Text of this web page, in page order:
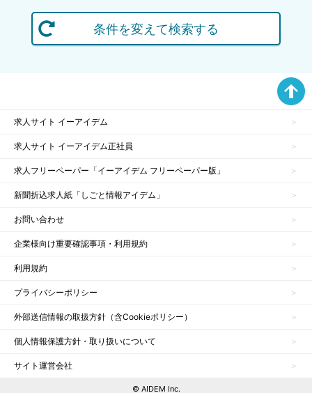
条件を変えて検索する
求人サイト イーアイデム
求人サイト イーアイデム正社員
求人フリーペーパー「イーアイデム フリーペーパー版」
新聞折込求人紙「しごと情報アイデム」
お問い合わせ
企業様向け重要確認事項・利用規約
利用規約
プライバシーポリシー
外部送信情報の取扱方針（含Cookieポリシー）
個人情報保護方針・取り扱いについて
サイト運営会社
© AIDEM Inc.